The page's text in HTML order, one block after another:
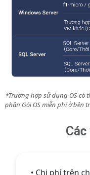
*Trường hợp sử dụng OS có
phần Gói OS miễn phí ở bên
• Chi phí trên